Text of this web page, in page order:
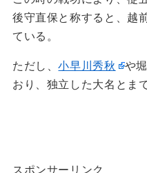
後守直保と称すると、越
ている。
ただし、小早川秀秋
や
おり、独立した大名とま
スポンサーリンク